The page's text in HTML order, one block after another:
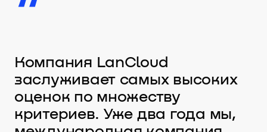
“
Компания LanCloud
заслуживает самых высоких
оценок по множеству
критериев. Уже два года мы,